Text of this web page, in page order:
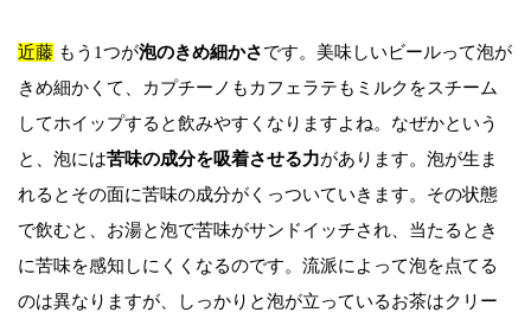
近藤 もう1つが泡のきめ細かさです。美味しいビールって泡が
きめ細かくて、カプチーノもカフェラテもミルクをスチーム
してホイップすると飲みやすくなりますよね。なぜかという
と、泡には苦味の成分を吸着させる力があります。泡が生ま
れるとその面に苦味の成分がくっついていきます。その状態
で飲むと、お湯と泡で苦味がサンドイッチされ、当たるとき
に苦味を感知しにくくなるのです。流派によって泡を点てる
のは異なりますが、しっかりと泡が立っているお茶はクリー